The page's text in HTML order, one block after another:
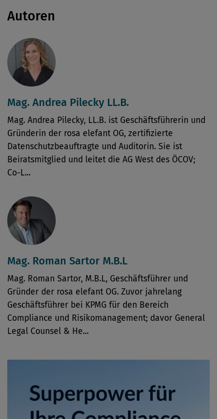
Autoren
Mag. Andrea Pilecky LL.B.
Mag. Andrea Pilecky, LL.B. ist Geschäftsführerin und
Gründerin der rosa elefant OG, zertifizierte
Datenschutzbeauftragte und Auditorin. Sie ist
Beiratsmitglied und leitet die AG West des ÖCOV;
Co-L...
Mag. Roman Sartor M.B.L
Mag. Roman Sartor, M.B.L, Geschäftsführer und
Gründer der rosa elefant OG. Zuvor jahrelang
Geschäftsführer bei KPMG für den Bereich
Compliance und Risikomanagement; davor General
Legal Counsel & He...